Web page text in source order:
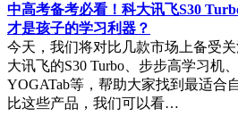
短期情绪所束缚。这种观点体现了
的强大来自于开放学习与压力下的成
在当前国际科技竞争日益激烈的背
疑为行业提供了新的思考角度。他
正是中国科技企业在复杂环境中持
中高考备考必看！科大讯飞S30
才是孩子的学习利器？
今天，我们将对比几款市场上备受
大讯飞的S30 Turbo、步步高学习机
YOGATab等，帮助大家找到最适合
比这些产品，我们可以看…